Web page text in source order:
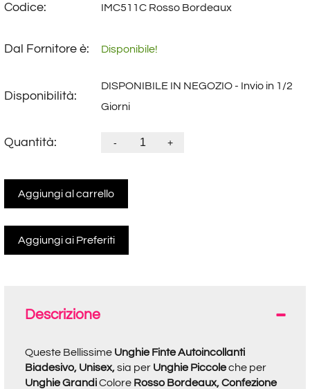
Codice: IMC511C Rosso Bordeaux
Dal Fornitore è: Disponibile!
Disponibilità:
DISPONIBILE IN NEGOZIO - Invio in 1/2
Giorni
Quantità: - +
Aggiungi al carrello
Descrizione
Queste Bellissime Unghie Finte Autoincollanti
Biadesivo, Unisex,sia per Unghie Piccoleche per
Unghie GrandiColore Rosso Bordeaux, Confezione